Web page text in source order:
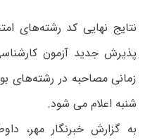
نتایج نهایی کد رشته‌های
زمانی مصاحبه در رشته‌های
شنبه اعلام می شود.
به گزارش خبرنگار مهر،